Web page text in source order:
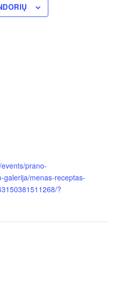
prano-
galerija/menas-receptas-
?